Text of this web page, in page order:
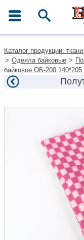
Каталог
Ткани
Домашний
Одежда
Текстиль для
Текстильная
фурнитура
Условия работы
Оплата и
Как оформить
Каталог продукции:
> Одеяла байковые >
байковое ОБ-200 140*205